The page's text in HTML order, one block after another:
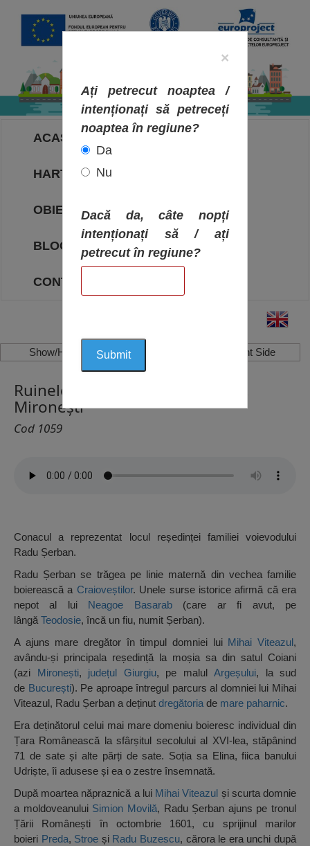
ACASA
HARTA OBIECTIVELOR
OBIECTIVE
BLOG
CONTACT
Show/Hide Left Side Show/Hide Right Side
Ruinele Conacului Radu Șerban,
Mironești
Cod 1059
Conacul a reprezentat locul reședinței familiei voievodului
Radu Șerban.
Radu Șerban se trăgea pe linie maternă din vechea familie
boierească a Craioveștilor. Unele surse istorice afirmă că era
nepot al lui Neagoe Basarab(care ar fi avut, pe
lângă Teodosie, încă un fiu, numit Șerban).
A ajuns mare dregător în timpul domniei lui Mihai Viteazul,
avându-și principala reședință la moșia sa din satul Coiani
(azi Mironești, județul Giurgiu, pe malul Argeșului, la sud
de București). Pe aproape întregul parcurs al domniei lui Mihai
Viteazul, Radu Șerban a deținut dregătoria de mare paharnic.
Era deținătorul celui mai mare domeniu boieresc individual din
Țara Românească la sfârșitul secolului al XVI-lea, stăpânind
71 de sate și alte părți de sate. Soția sa Elina, fiica banului
Udriște, îi adusese și ea o zestre însemnată.
După moartea năpraznică a lui Mihai Viteazul și scurta domnie
a moldoveanului Simion Movilă, Radu Șerban ajuns pe tronul
Țării Românești în octombrie 1601, cu sprijinul marilor
boieri Preda, Stroe și Radu Buzescu, cărora le era unchi după
×
Ați petrecut noaptea /
intenționați să petreceți
noaptea în regiune?
Da
Nu
Dacă da, câte nopți
intenționați să / ați
petrecut în regiune?